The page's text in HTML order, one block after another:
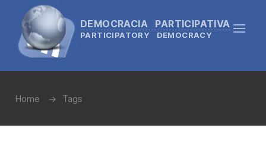
DEMOCRACIA PARTICIPATIVA
PARTICIPATORY DEMOCRACY
Home Tags